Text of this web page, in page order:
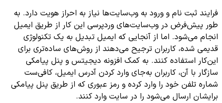
فرایند ثبت نام و ورود به وب‌سایت‌ها نیاز به احراز هویت دارد. به
طور پیش‌فرض در وب‌سایت‌های وردپرسی این کار از طریق ایمیل
انجام می‌شود. اما از آنجایی که ایمیل تبدیل به یک تکنولوژی
قدیمی شده، کاربران ترجیح می‌دهند از روش‌های ساده‌تری برای
این‌کار استفاده کنند. به کمک افزونه دیجیتس و پنل پیامکی
سازگار با آن، کاربران به‌جای وارد کردن آدرس ایمیل، کافی‌ست
شماره تلفن خود را وارد کرده و رمز عبوری که از طریق پنل پیامکی
برایشان ارسال می‌شود را در سایت وارد کنند.